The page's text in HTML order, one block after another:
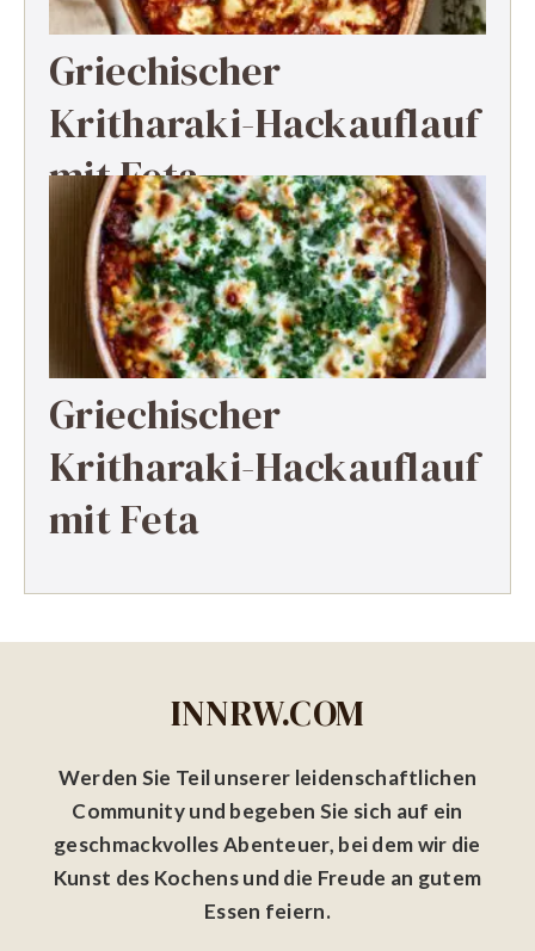
Griechischer
Kritharaki-Hackauflauf
mit Feta
Griechischer
Kritharaki-Hackauflauf
mit Feta
INNRW.COM
Werden Sie Teil unserer leidenschaftlichen
Community und begeben Sie sich auf ein
geschmackvolles Abenteuer, bei dem wir die
Kunst des Kochens und die Freude an gutem
Essen feiern.